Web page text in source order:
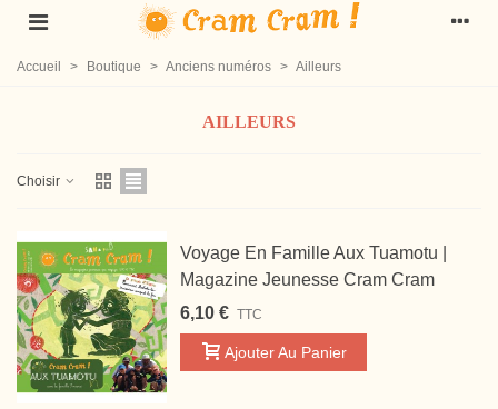
Accueil > Boutique > Anciens numéros > Ailleurs
AILLEURS
Choisir
Voyage En Famille Aux Tuamotu |
Magazine Jeunesse Cram Cram
6,10 € TTC
Ajouter Au Panier